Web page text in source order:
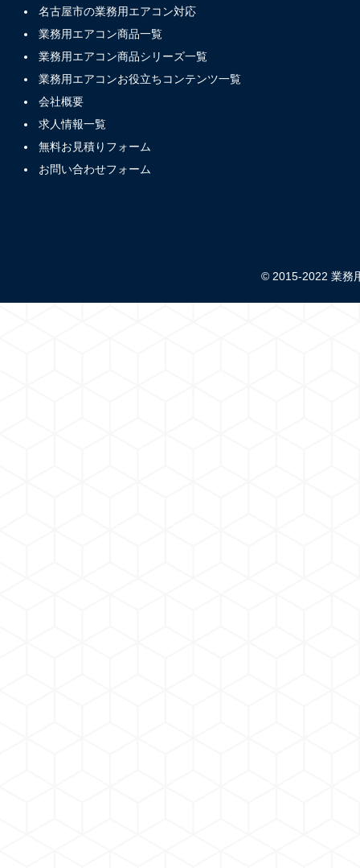
名古屋市の業務用エアコン対応
業務用エアコン商品一覧
業務用エアコン商品シリーズ一覧
業務用エアコンお役立ちコンテンツ一覧
会社概要
求人情報一覧
無料お見積りフォーム
お問い合わせフォーム
© 2015-2022 業務